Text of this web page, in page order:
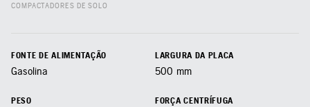
COMPACTADORES DE SOLO
FONTE DE ALIMENTAÇÃO
Gasolina
LARGURA DA PLACA
500 mm
PESO FORÇA CENTRÍFUGA